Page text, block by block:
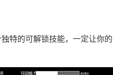
特的可解锁技能，一定让你